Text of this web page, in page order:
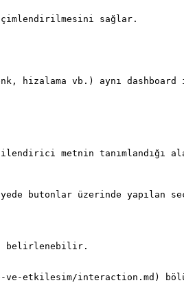
sağlar.
hizalama vb.) aynı
metnin tanımlandığı
butonlar üzerinde yapılan
belirlenebilir.
etkilesim/interaction.md)